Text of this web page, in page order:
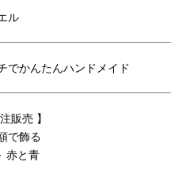
ル
でかんたんハンドメイド
販売 】
で飾る
赤と青